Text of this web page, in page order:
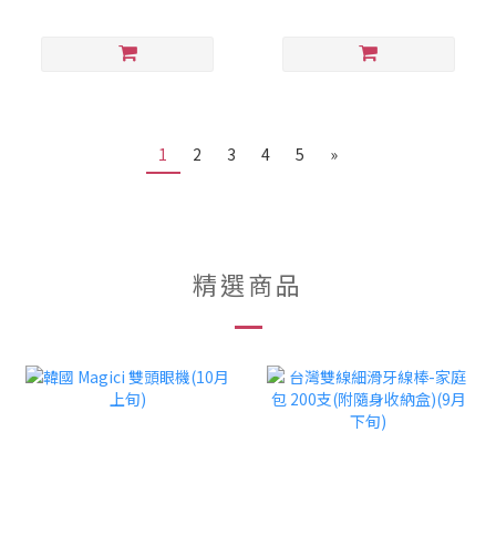
1 2 3 4 5 »
精選商品